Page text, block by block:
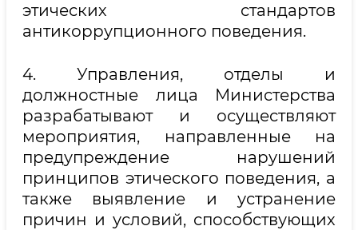
этических стандартов
антикоррупционного поведения.
4. Управления, отделы и
должностные лица Министерства
разрабатывают и осуществляют
мероприятия, направленные на
предупреждение нарушений
принципов этического поведения, а
также выявление и устранение
причин и условий, способствующих